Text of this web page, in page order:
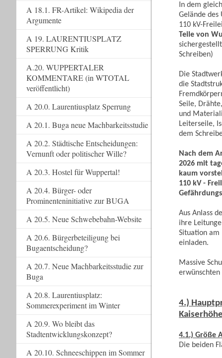
In dem
Gelände
110 kV-
Teile von
Schreiben)
Die
die
Seile,
und
Leiterseile,
dem
Nach dem
2026 mit
kaum
110 kV -
Aus Anlass
ihre
Situation am
einladen.
Massive
erwünschten
4.)
4.1.) Größe
Die beiden
A 18.1. FR-Artikel: Wikipedia der
Argumente
A 19. LAURENTIUSPLATZ
SPERRUNG Kritik
A.20. WUPPERTALER
KOMMENTARE (in WTOTAL
veröffentlicht)
A 20.0. Laurentiusplatz Sperrung
A 20.1. Buga neue Machbarkeitsstudie
A 20.2. Städtische Entscheidungen:
Vernunft oder politischer Wille?
A 20.3. Hostel für Wuppertal!
A 20.4. Bürger- oder
Prominenteninitiative zur BUGA
A 20.5. Neue Schwebebahn-Website
A 20.6. Bürgerbeteiligung bei
Bugaentscheidung?
A 20.7. Neue Machbarkeitsstudie zur
Buga
A 20.8. Laurentiusplatz:
Sommerexperiment im Winter
A 20.9. Wo bleibt das
Stadtentwicklungskonzept?
A 20.10. Schneeschippen im Sommer